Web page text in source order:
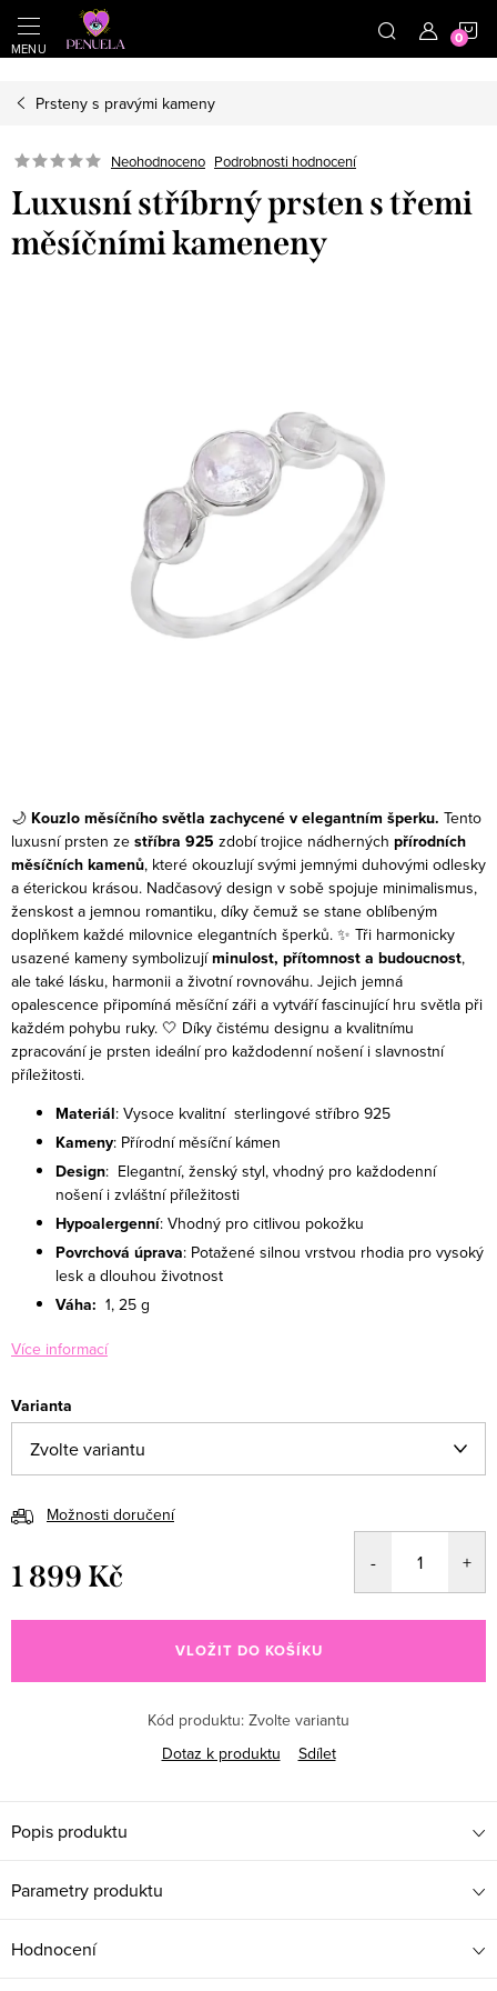
https://cz.pinterest.com/shoppenuela/
Přejít na obsah
Prsteny s pravými kameny
Neohodnoceno Podrobnosti hodnocení
Luxusní stříbrný prsten s třemi
měsíčními kameneny
🌙 Kouzlo měsíčního světla zachycené v elegantním šperku. Tento
luxusní prsten ze stříbra 925 zdobí trojice nádherných přírodních
měsíčních kamenů, které okouzlují svými jemnými duhovými odlesky
a éterickou krásou. Nadčasový design v sobě spojuje minimalismus,
ženskost a jemnou romantiku, díky čemuž se stane oblíbeným
doplňkem každé milovnice elegantních šperků. ✨ Tři harmonicky
usazené kameny symbolizujíminulost, přítomnost a budoucnost,
ale také lásku, harmonii a životní rovnováhu. Jejich jemná
opalescence připomíná měsíční záři a vytváří fascinující hru světla při
každém pohybu ruky. 🤍 Díky čistému designu a kvalitnímu
zpracování je prsten ideální pro každodenní nošení i slavnostní
příležitosti.
Materiál: Vysoce kvalitní sterlingové stříbro 925
Kameny: Přírodní měsíční kámen
Design: Elegantní, ženský styl, vhodný pro každodenní
nošení i zvláštní příležitosti
Hypoalergenní: Vhodný pro citlivou pokožku
Povrchová úprava: Potažené silnou vrstvou rhodia pro vysoký
lesk a dlouhou životnost
Váha: 1, 25 g
Více informací
Varianta
Možnosti doručení
1 899 Kč
VLOŽIT DO KOŠÍKU
Kód produktu: Zvolte variantu
Dotaz k produktu
Sdílet
Popis produktu
Parametry produktu
Hodnocení